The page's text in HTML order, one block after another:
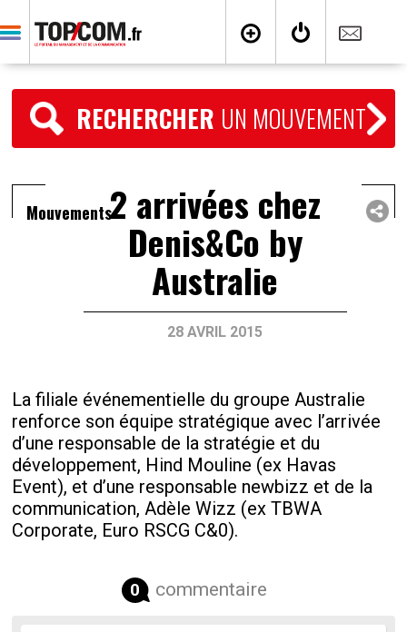
RECHERCHER UN MOUVEMENT
Mouvements2 arrivées chez
Denis&Co by
Australie
28 AVRIL 2015
La filiale événementielle du groupe Australie
renforce son équipe stratégique avec l’arrivée
d’une responsable de la stratégie et du
développement, Hind Mouline (ex Havas
Event), et d’une responsable newbizz et de la
communication, Adèle Wizz (ex TBWA
Corporate, Euro RSCG C&0).
0 commentaire